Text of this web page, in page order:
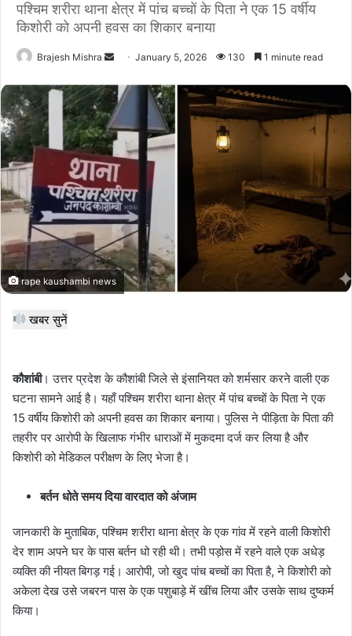
पश्चिम शरीरा थाना क्षेत्र में पांच बच्चों के पिता ने एक 15 वर्षीय
किशोरी को अपनी हवस का शिकार बनाया
Brajesh Mishra
Send
email
January 5, 2026 130 1 minute read
rape kaushambi news
खबर सुनें
​कौशांबी। उत्तर प्रदेश के कौशांबी जिले से इंसानियत को शर्मसार करने वाली एक
घटना सामने आई है। यहाँ पश्चिम शरीरा थाना क्षेत्र में पांच बच्चों के पिता ने एक
15 वर्षीय किशोरी को अपनी हवस का शिकार बनाया। पुलिस ने पीड़िता के पिता की
तहरीर पर आरोपी के खिलाफ गंभीर धाराओं में मुकदमा दर्ज कर लिया है और
किशोरी को मेडिकल परीक्षण के लिए भेजा है।
​बर्तन धोते समय दिया वारदात को अंजाम
​जानकारी के मुताबिक, पश्चिम शरीरा थाना क्षेत्र के एक गांव में रहने वाली किशोरी
देर शाम अपने घर के पास बर्तन धो रही थी। तभी पड़ोस में रहने वाले एक अधेड़
व्यक्ति की नीयत बिगड़ गई। आरोपी, जो खुद पांच बच्चों का पिता है, ने किशोरी को
अकेला देख उसे जबरन पास के एक पशुबाड़े में खींच लिया और उसके साथ दुष्कर्म
किया।